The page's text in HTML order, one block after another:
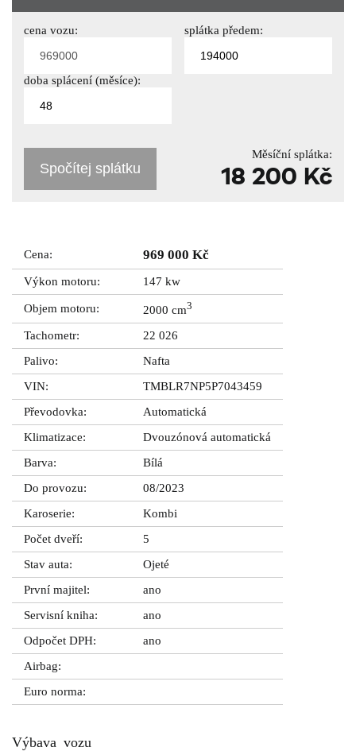
cena vozu: splátka předem:
doba splácení (měsíce):
Spočítej splátku
Měsíční splátka:
18 200 Kč
Cena: 969 000 Kč
Výkon motoru: 147 kw
Objem motoru: 2000 cm3
Tachometr:
22 026
Palivo:
Nafta
VIN:
TMBLR7NP5P7043459
Převodovka:
Automatická
Klimatizace:
Dvouzónová automatická
Barva:
Bílá
Do provozu:
08/2023
Karoserie:
Kombi
Počet dveří:
5
Stav auta:
Ojeté
První majitel:
ano
Servisní kniha:
ano
Odpočet DPH:
ano
Airbag:
Euro norma:
Výbava vozu